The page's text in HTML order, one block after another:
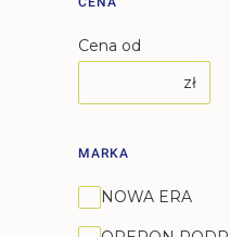
Cena od
zł
MARKA
MarkaNOWA ERA